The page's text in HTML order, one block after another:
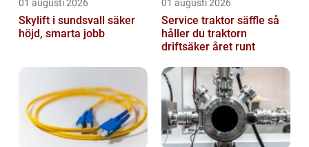
01 augusti 2026
Skylift i sundsvall säker
höjd, smarta jobb
01 augusti 2026
Service traktor säffle så
håller du traktorn
driftsäker året runt